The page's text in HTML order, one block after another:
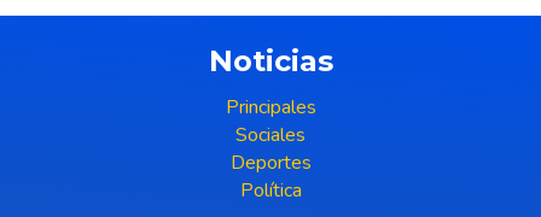
Noticias
Principales
Sociales
Deportes
Política